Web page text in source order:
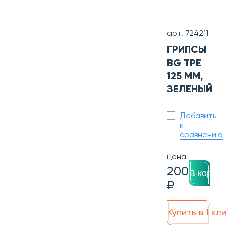
арт. 724211
ГРИПСЫ
BG TPE
125 ММ,
ЗЕЛЕНЫЙ
Добавить
к
сравнению
цена
200
₽
В
Купить в 1